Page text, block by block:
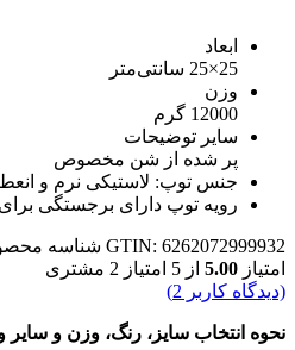
ابعاد
25×25 سانتی‌متر
وزن
12000 گرم
سایر توضیحات
پر شده از شن مخصوص
جنس توپ: لاستیکی نرم و
رویه توپ دارای برجستگی
GTIN: 6262072999932 شناسه
امتیاز 5.00 از 5 امتیاز 2 مشتری
(دیدگاه کاربر 2
)
نحوه انتخاب سایز، رنگ، وزن و